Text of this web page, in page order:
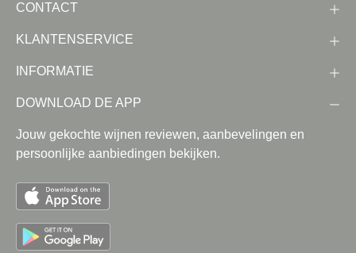
CONTACT
KLANTENSERVICE
INFORMATIE
DOWNLOAD DE APP
Jouw gekochte wijnen reviewen, aanbevelingen en
persoonlijke aanbiedingen bekijken.